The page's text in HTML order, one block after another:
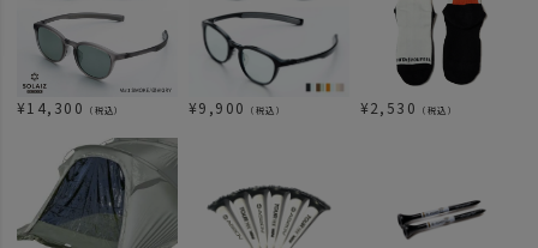
¥14,300 （税込） ¥9,900 （税込） ¥2,530 （税込）